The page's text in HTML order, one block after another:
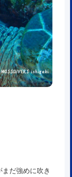
だ強めに吹き